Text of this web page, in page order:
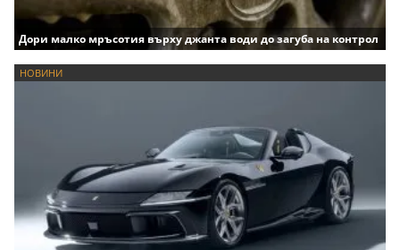
Дори малко мръсотия върху джанта води до загуба на контрол
НОВИНИ